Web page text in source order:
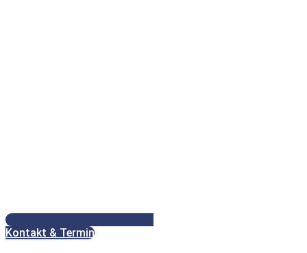
Kontakt & Termin